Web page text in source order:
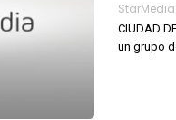
StarMedia
CIUDAD
un grupo